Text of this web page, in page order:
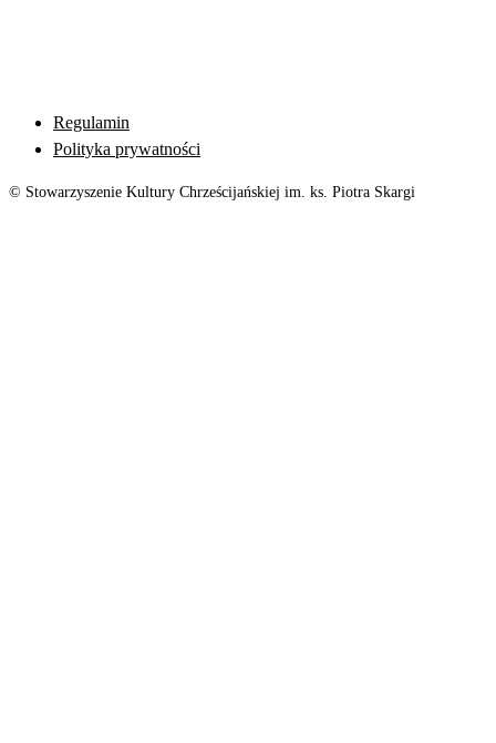
Regulamin
Polityka prywatności
© Stowarzyszenie Kultury Chrześcijańskiej im. ks. Piotra Skargi